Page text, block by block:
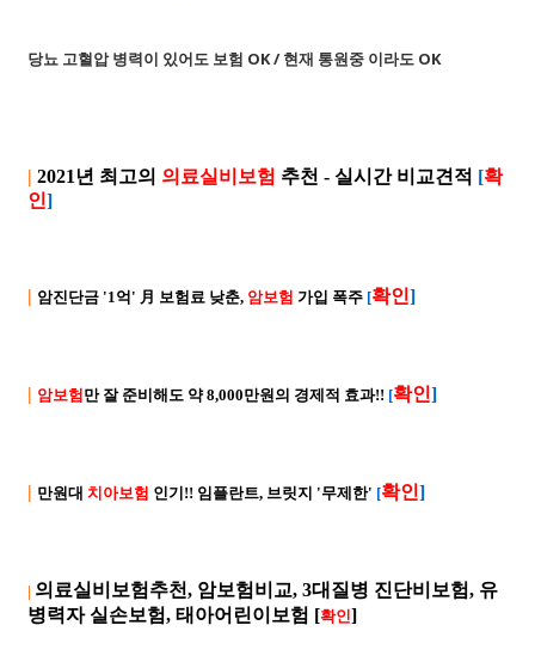
당뇨 고혈압 병력이 있어도 보험 OK / 현재 통원중 이라도 OK
| 2021년 최고의 의료실비보험 추천 - 실시간 비교견적 [확
인]
| 암진단금 '1억' 月 보험료 낮춘, 암보험 가입 폭주 [확인]
| 암보험 만 잘 준비해도 약 8,000만원의 경제적 효과!! [확인]
| 만원대 치아보험 인기!! 임플란트, 브릿지 '무제한' [확인]
| 의료실비보험추천, 암보험비교, 3대질병 진단비보험, 유
병력자 실손보험, 태아어린이보험 [확인]